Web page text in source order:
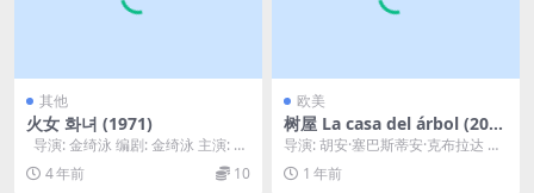
其他
火女 화녀 (1971)
导演: 金绮泳 编剧: 金绮泳 主演: 南
宫远 / 全桂贤 / 尹...
4 年前 10
欧美
树屋 La casa del árbol (201
7)
导演: 胡安·塞巴斯蒂安·克布拉达 编
剧: 胡安·塞巴斯蒂安·克布拉达 主
演: ...1 年前